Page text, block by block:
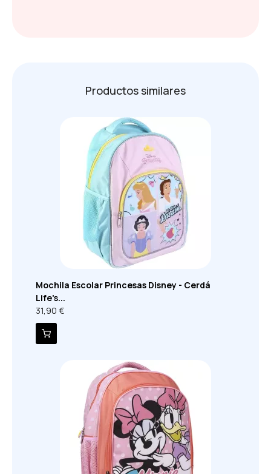
Productos similares
Mochila Escolar Princesas Disney - Cerdá
Life's...
31,90 €